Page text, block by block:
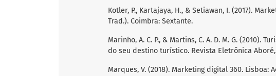
Kotler, P., Kartajaya, H., & Setiawan, I. (2017).
Trad.). Coimbra: Sextante.
Marinho, A. C. P., & Martins, C. A. D. M. G. (2010).
do seu destino turístico. Revista Eletrônica Aboré,
Marques, V. (2018). Marketing digital 360. Lisboa: